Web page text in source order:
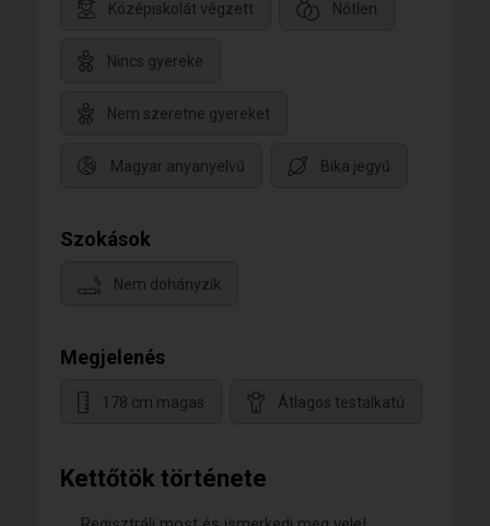
Kettőtök története
Középiskolát végzett Nőtlen
Nincs gyereke
Nem szeretne gyereket
Magyar anyanyelvű Bika jegyű
Szokások
Nem dohányzik
Megjelenés
178 cm magas Átlagos testalkatú